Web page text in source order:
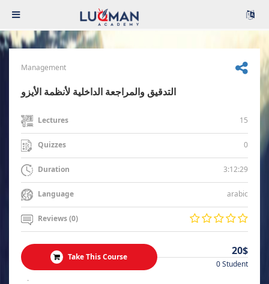
Management
التدقيق والمراجعة الداخلية لأنظمة الأيزو
Lectures 15
Quizzes 0
Duration 3:12:29
Language arabic
Reviews (0)
Take This Course 20$
0 Student
.